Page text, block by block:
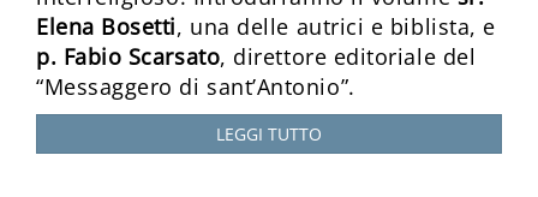
Elena Bosetti, una delle autrici e biblista, e
p. Fabio Scarsato, direttore editoriale del
“Messaggero di sant’Antonio”.
LEGGI TUTTO